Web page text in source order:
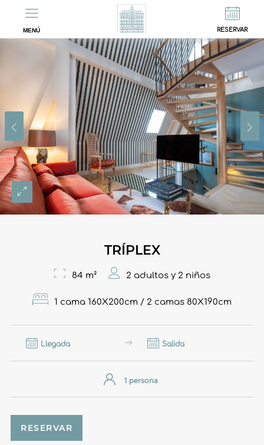
MENÚ RESERVAR
TRÍPLEX
84 m² 2 adultos y 2 niños
1 cama 160X200cm / 2 camas 80X190cm
Llegada Salida
RESERVAR